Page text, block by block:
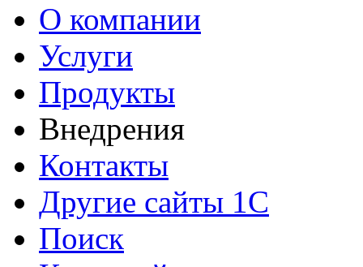
О компании
Услуги
Продукты
Внедрения
Контакты
Другие сайты 1С
Поиск